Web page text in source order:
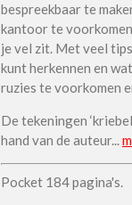
bespreekbaar te
kantoor te
je vel zit. Met veel
kunt herkennen en
ruzies te voorkomen
De tekeningen
hand van de auteur...
Pocket 184 pagina's.